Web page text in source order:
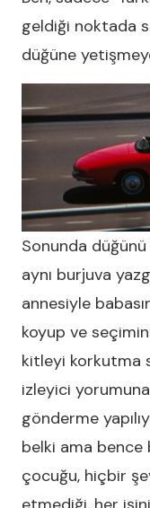
geldiği noktada
düğüne
Sonunda düğünü
aynı burjuva
annesiyle
koyup ve
kitleyi korkutma
izleyici
gönderme
belki ama bence
çocuğu, hiçbir